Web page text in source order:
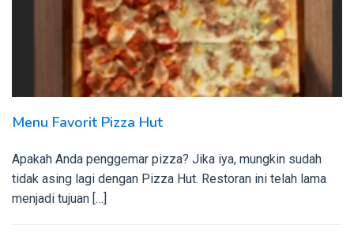
Menu Favorit Pizza Hut
Apakah Anda penggemar pizza? Jika iya, mungkin sudah
tidak asing lagi dengan Pizza Hut. Restoran ini telah lama
menjadi tujuan […]